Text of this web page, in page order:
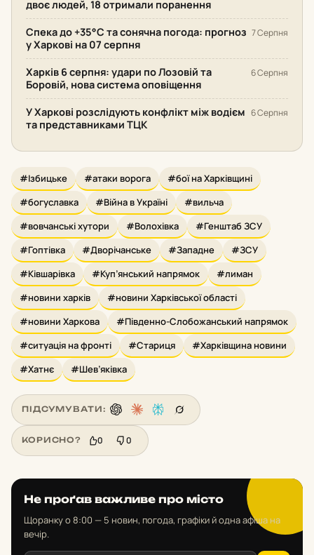
двоє людей, 18 отримали поранення
Спека до +35°С та сонячна погода: прогноз
у Харкові на 07 серпня
7 Серпня
Харків 6 серпня: удари по Лозовій та
Боровій, нова система оповіщення
6 Серпня
У Харкові розслідують конфлікт між водієм
та представниками ТЦК
6 Серпня
#Ізбицьке #атаки ворога
#бої на Харківщині
#богуславка
#Війна в Україні
#вильча
#вовчанські хутори
#Волохівка
#Генштаб ЗСУ
#Гоптівка
#Дворічанське #Западне
#ЗСУ
#Ківшарівка
#Куп’янський напрямок
#лиман
#новини харків
#новини Харківської області
#новини Харкова
#Південно-Слобожанський напрямок
#ситуація на фронті
#Стариця
#Харківщина новини
#Хатнє
#Шев’яківка
ПІДСУМУВАТИ:
КОРИСНО? 0 0
Не проґав важливе про місто
Щоранку о 8:00 — 5 новин, погода, графіки й одна афіша на
вечір.